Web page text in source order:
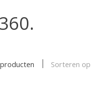
Sorteren op